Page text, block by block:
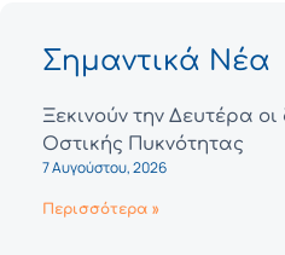
Σημαντικά Νέα
Ξεκινούν την Δευτέρα
Οστικής Πυκνότητας
7 Αυγούστου, 2026
Περισσότερα »